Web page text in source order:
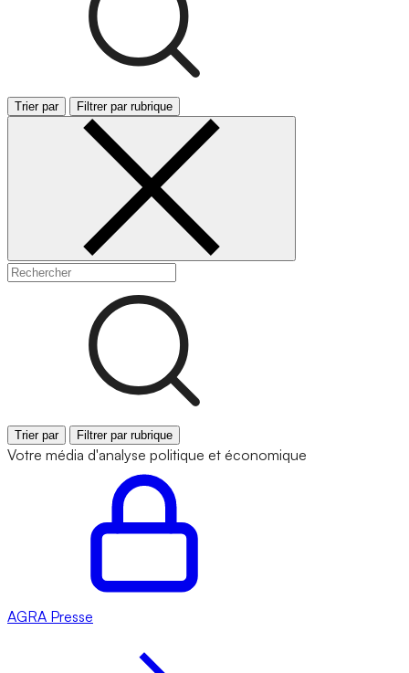
Trier par Filtrer par rubrique
Trier par Filtrer par rubrique
Votre média d'analyse politique et économique
AGRA Presse